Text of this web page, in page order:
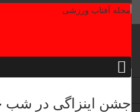
جشن اینزاگی در شب